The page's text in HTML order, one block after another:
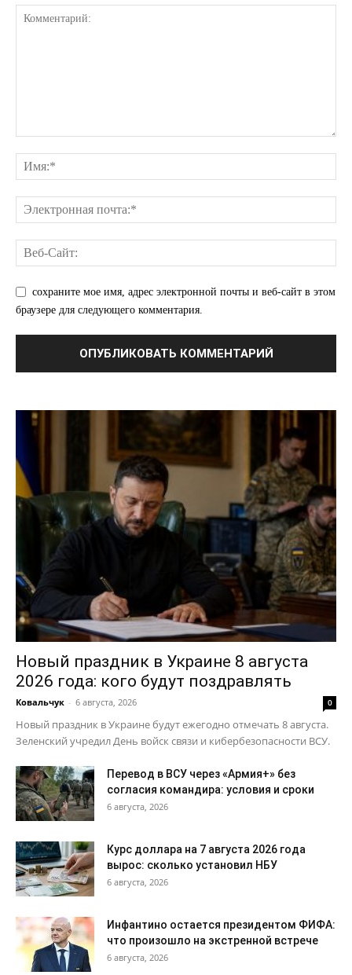
КавПолит
ПОДПИСАТЬСЯ СЕЙЧАС
Подписка
Контакты
сохраните мое имя, адрес электронной почты и веб-сайт в этом
браузере для следующего комментария.
Новый праздник в Украине 8 августа
2026 года: кого будут поздравлять
Ковальчук - 6 августа, 2026 0
Новый праздник в Украине будут ежегодно отмечать 8 августа.
Зеленский учредил День войск связи и кибербезопасности ВСУ.
Перевод в ВСУ через «Армия+» без
согласия командира: условия и сроки
6 августа, 2026
Курс доллара на 7 августа 2026 года
вырос: сколько установил НБУ
6 августа, 2026
Инфантино остается президентом ФИФА:
что произошло на экстренной встрече
6 августа, 2026